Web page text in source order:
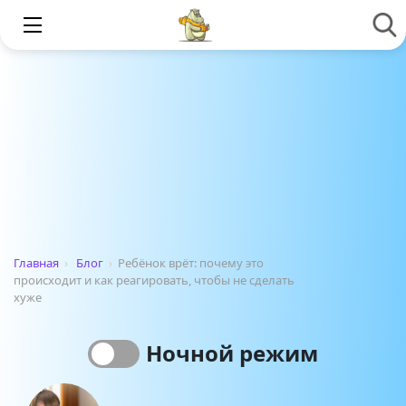
Главная › Блог › Ребёнок врёт: почему это
происходит и как реагировать, чтобы не сделать
хуже
Ночной режим